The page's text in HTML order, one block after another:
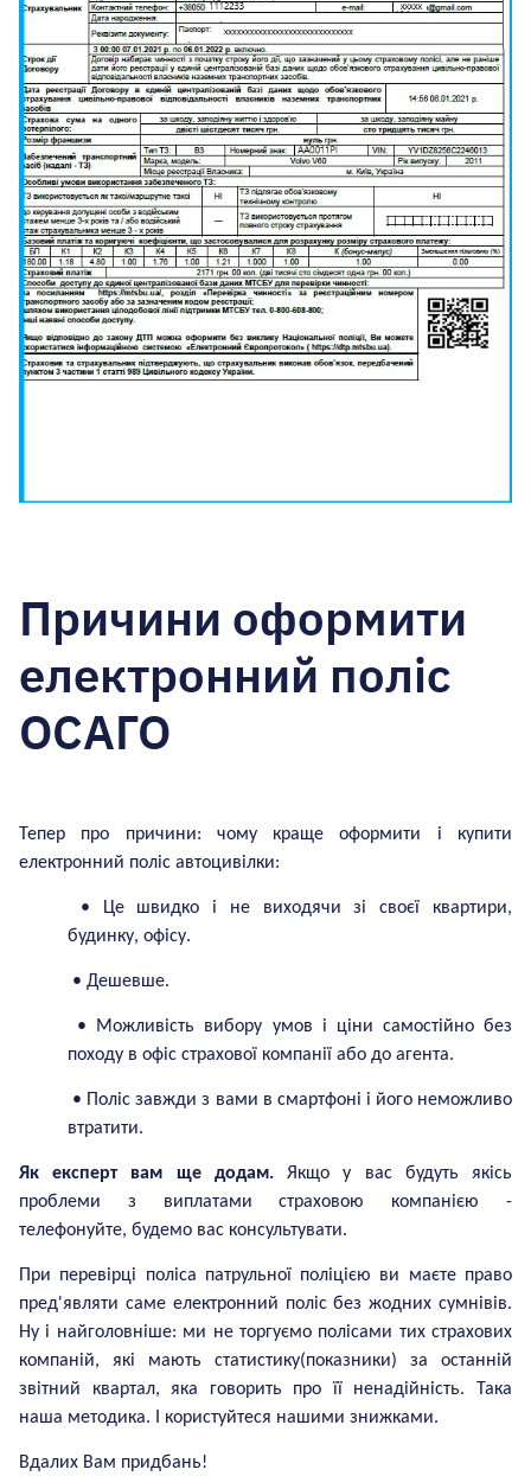
Причини оформити
електронний поліс
ОСАГО
Тепер про причини: чому краще оформити і купити
електронний поліс автоцивілки:
• Це швидко і не виходячи зі своєї квартири,
будинку, офісу.
• Дешевше.
• Можливість вибору умов і ціни самостійно без
походу в офіс страхової компанії або до агента.
• Поліс завжди з вами в смартфоні і його неможливо
втратити.
Як експерт вам ще додам.Якщо у вас будуть якісь
проблеми з виплатами страховою компанією -
телефонуйте, будемо вас консультувати.
При перевірці поліса патрульної поліцією ви маєте право
пред'являти саме електронний поліс без жодних сумнівів.
Ну і найголовніше: ми не торгуємо полісами тих страхових
компаній, які мають статистику(показники) за останній
звітний квартал, яка говорить про її ненадійність. Така
наша методика. І користуйтеся нашими знижками.
Вдалих Вам придбань!